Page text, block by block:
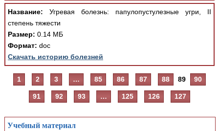
Название: Угревая болезнь: папулопустулезные угри, II
степень тяжести
Размер: 0.14 МБ
Формат: doc
Скачать историю болезней
1 2 3 … 85 86 87 88 89 90
91 92 93 … 125 126 127
Учебный материал